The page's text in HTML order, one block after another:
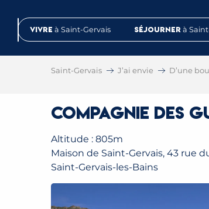
contenuVivre à Saint-Gervais Séjourner à
Saint-Gervais J’ai envie D’une
Compagnie des
Altitude : 805m
Maison de Saint-Gervais, 43 rue
Saint-Gervais-les-Bains